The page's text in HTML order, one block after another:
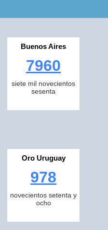
Buenos Aires
7960
siete mil novecientos
sesenta
Oro Uruguay
978
novecientos setenta y
ocho